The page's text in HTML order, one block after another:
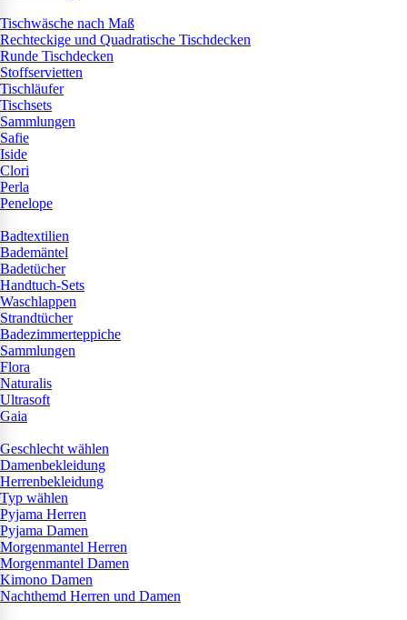
Tischwäsche nach Maß
Rechteckige und Quadratische Tischdecken
Runde Tischdecken
Stoffservietten
Tischläufer
Tischsets
Sammlungen
Safie
Iside
Clori
Perla
Penelope
Badtextilien
Bademäntel
Badetücher
Handtuch-Sets
Waschlappen
Strandtücher
Badezimmerteppiche
Sammlungen
Flora
Naturalis
Ultrasoft
Gaia
Geschlecht wählen
Damenbekleidung
Herrenbekleidung
Typ wählen
Pyjama Herren
Pyjama Damen
Morgenmantel Herren
Morgenmantel Damen
Kimono Damen
Nachthemd Herren und Damen